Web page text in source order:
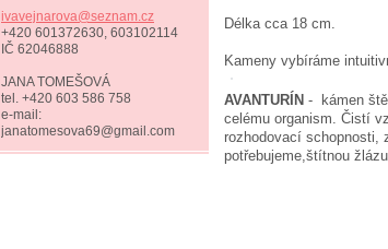
Délka cca 18 cm.
Kameny vybíráme
AVANTURÍN - kámen
celému organism. Čistí
rozhodovací schopnosti,
potřebujeme,štítnou
ivavejnarova@seznam.cz
+420 601372630, 603102114
IČ 62046888
JANA TOMEŠOVÁ
tel. +420 603 586 758
e-mail:
janatomesova69@gmail.com